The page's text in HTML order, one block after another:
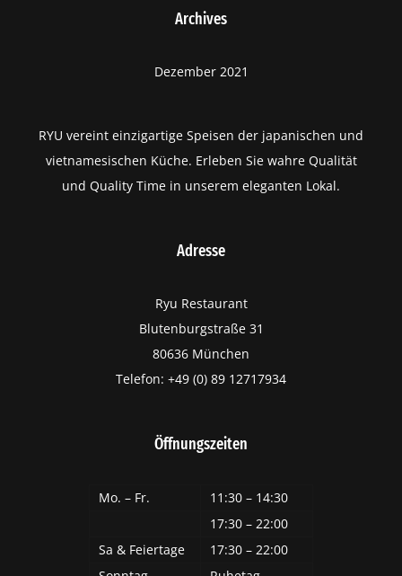
Archives
Dezember 2021
RYU vereint einzigartige Speisen der japanischen und
vietnamesischen Küche. Erleben Sie wahre Qualität
und Quality Time in unserem eleganten Lokal.
Adresse
Ryu Restaurant
Blutenburgstraße 31
80636 München
Telefon: +49 (0) 89 12717934
Öffnungszeiten
Mo. – Fr.
11:30 – 14:30
17:30 – 22:00
Sa & Feiertage
17:30 – 22:00